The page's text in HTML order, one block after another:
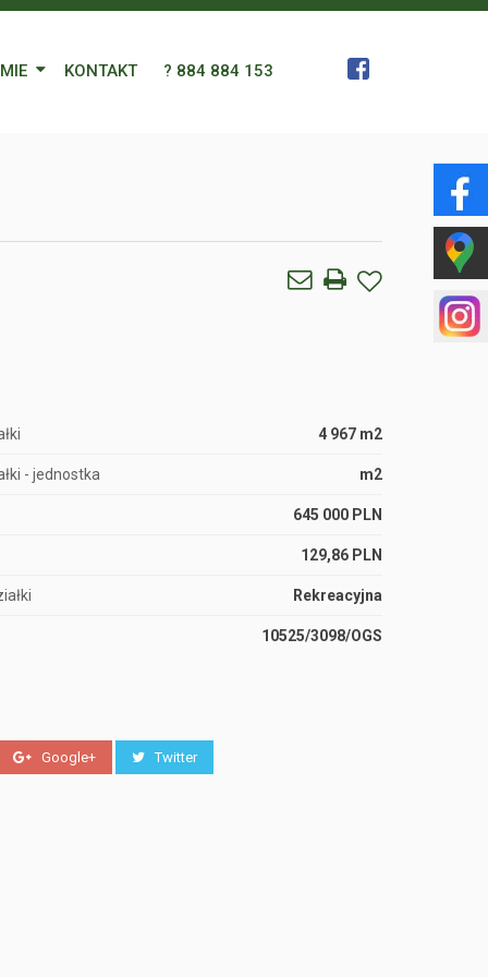
KONTAKT ? 884 884 153
4 967 m2
- jednostka m2
645 000 PLN
129,86 PLN
Rekreacyjna
10525/3098/OGS
Google+ Twitter